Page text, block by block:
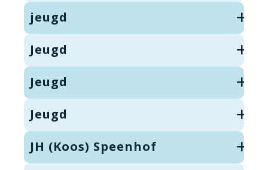
jeugd
Jeugd
Jeugd
Jeugd
JH (Koos) Speenhof